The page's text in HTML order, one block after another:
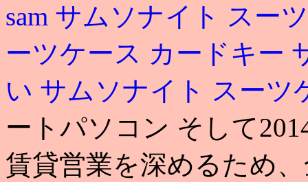
sam サムソナイト スー
ーツケース カードキー
い サムソナイト スーツ
ートパソコン そして
賃貸営業を深めるため